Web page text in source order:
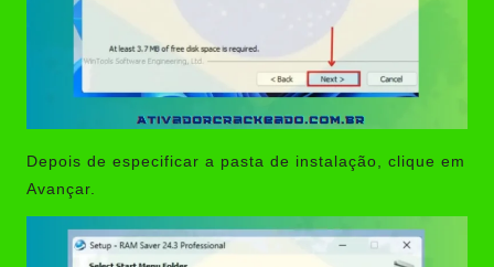
Depois de especificar a pasta de instalação, clique em
Avançar.